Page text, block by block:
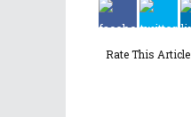
Rate This Article